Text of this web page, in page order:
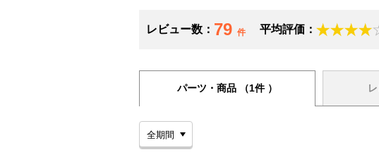
レビュー数： 79 件 平均評価：
パーツ・商品 （1件 ）